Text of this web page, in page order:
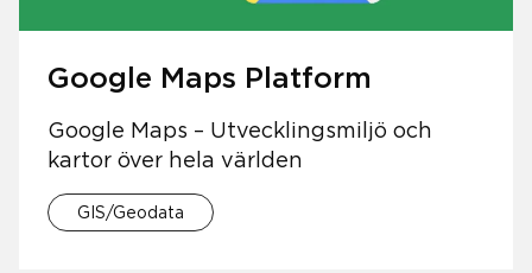
Google Maps Platform
Google Maps – Utvecklingsmiljö och
kartor över hela världen
GIS/Geodata